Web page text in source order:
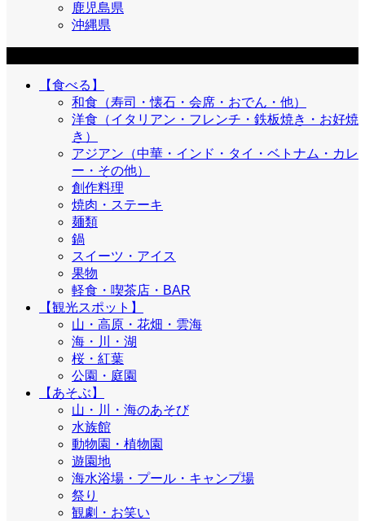
鹿児島県
沖縄県
【食べる】
和食（寿司・懐石・会席・おでん・他）
洋食（イタリアン・フレンチ・鉄板焼き・お好焼
き）
アジアン（中華・インド・タイ・ベトナム・カレ
ー・その他）
創作料理
焼肉・ステーキ
麺類
鍋
スイーツ・アイス
果物
軽食・喫茶店・BAR
【観光スポット】
山・高原・花畑・雲海
海・川・湖
桜・紅葉
公園・庭園
【あそぶ】
山・川・海のあそび
水族館
動物園・植物園
遊園地
海水浴場・プール・キャンプ場
祭り
観劇・お笑い